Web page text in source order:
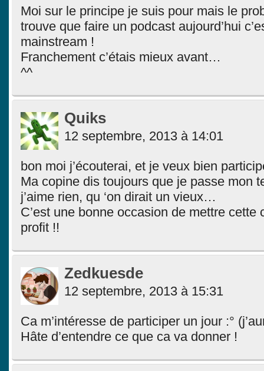
Moi sur le principe je suis pour mais le
trouve que faire un podcast aujourd’hui
mainstream !
Franchement c’étais mieux avant…
^^
Quiks
12 septembre, 2013 à 14:01
bon moi j’écouterai, et je veux bien
Ma copine dis toujours que je passe mon
j’aime rien, qu ‘on dirait un vieux…
C’est une bonne occasion de mettre cette
profit !!
Zedkuesde
12 septembre, 2013 à 15:31
Ca m’intéresse de participer un jour :°
Hâte d’entendre ce que ca va donner !